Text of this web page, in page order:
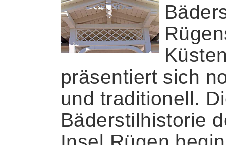
präsentiert sich
und traditionell.
Bäderstilhistorie